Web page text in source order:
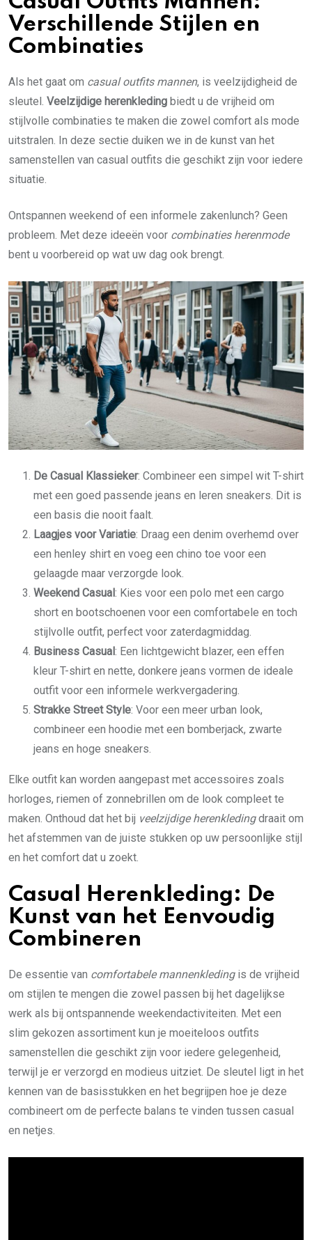
Verschillende Stijlen en
Combinaties
Als het gaat om casual outfits mannen, is veelzijdigheid de
sleutel. Veelzijdige herenkleding biedt u de vrijheid om
stijlvolle combinaties te maken die zowel comfort als mode
uitstralen. In deze sectie duiken we in de kunst van het
samenstellen van casual outfits die geschikt zijn voor iedere
situatie.
Ontspannen weekend of een informele zakenlunch? Geen
probleem. Met deze ideeën voor combinaties herenmode
bent u voorbereid op wat uw dag ook brengt.
De Casual Klassieker: Combineer een simpel wit T-shirt
met een goed passende jeans en leren sneakers. Dit is
een basis die nooit faalt.
Laagjes voor Variatie: Draag een denim overhemd over
een henley shirt en voeg een chino toe voor een
gelaagde maar verzorgde look.
Weekend Casual: Kies voor een polo met een cargo
short en bootschoenen voor een comfortabele en toch
stijlvolle outfit, perfect voor zaterdagmiddag.
Business Casual: Een lichtgewicht blazer, een effen
kleur T-shirt en nette, donkere jeans vormen de ideale
outfit voor een informele werkvergadering.
Strakke Street Style: Voor een meer urban look,
combineer een hoodie met een bomberjack, zwarte
jeans en hoge sneakers.
Elke outfit kan worden aangepast met accessoires zoals
horloges, riemen of zonnebrillen om de look compleet te
maken. Onthoud dat het bij veelzijdige herenkledingdraait om
het afstemmen van de juiste stukken op uw persoonlijke stijl
en het comfort dat u zoekt.
Casual Herenkleding: De
Kunst van het Eenvoudig
Combineren
De essentie van comfortabele mannenkledingis de vrijheid
om stijlen te mengen die zowel passen bij het dagelijkse
werk als bij ontspannende weekendactiviteiten. Met een
slim gekozen assortiment kun je moeiteloos outfits
samenstellen die geschikt zijn voor iedere gelegenheid,
terwijl je er verzorgd en modieus uitziet. De sleutel ligt in het
kennen van de basisstukken en het begrijpen hoe je deze
combineert om de perfecte balans te vinden tussen casual
en netjes.